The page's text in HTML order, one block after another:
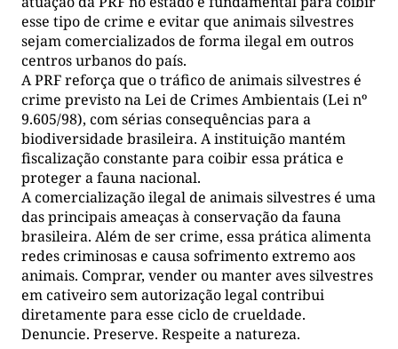
esse tipo de crime e evitar que animais silvestres
sejam comercializados de forma ilegal em outros
centros urbanos do país.
A PRF reforça que o tráfico de animais silvestres é
crime previsto na Lei de Crimes Ambientais (Lei nº
9.605/98), com sérias consequências para a
biodiversidade brasileira. A instituição mantém
fiscalização constante para coibir essa prática e
proteger a fauna nacional.
A comercialização ilegal de animais silvestres é uma
das principais ameaças à conservação da fauna
brasileira. Além de ser crime, essa prática alimenta
redes criminosas e causa sofrimento extremo aos
animais. Comprar, vender ou manter aves silvestres
em cativeiro sem autorização legal contribui
diretamente para esse ciclo de crueldade.
Denuncie. Preserve. Respeite a natureza.